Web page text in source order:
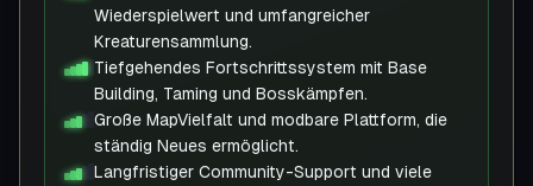
Wiederspielwert und umfangreicher
Kreaturensammlung.
Tiefgehendes Fortschrittssystem mit Base
Building, Taming und Bosskämpfen.
Große MapVielfalt und modbare Plattform, die
ständig Neues ermöglicht.
Langfristiger Community-Support und viele